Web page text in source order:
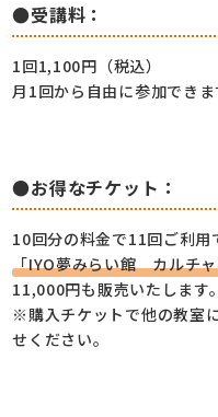
●受講料：
1回1,100円（税込）
月1回から自由に参加できま
●お得なチケット：
10回分の料金で11回ご利用
「IYO夢みらい館 カルチ
11,000円も販売いたします。
※購入チケットで他の教室
せください。